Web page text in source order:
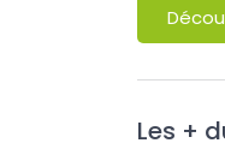
Les +